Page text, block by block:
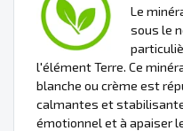
Le
sous le
l'élément Terre. Ce
blanche ou crème est
calmantes et
émotionnel et à apaiser